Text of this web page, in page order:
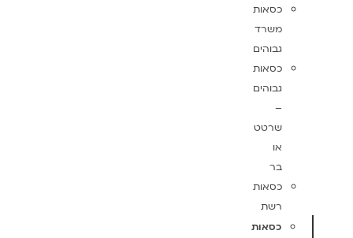
כסאות
משרד
גבוהים
כסאות
גבוהים
–
שרטט
או
בר
כסאות
רשת
כסאות